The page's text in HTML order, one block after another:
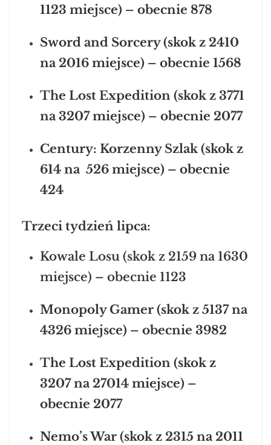
1123 miejsce) – obecnie 878
Sword and Sorcery (skok z 2410
na 2016 miejsce) – obecnie 1568
The Lost Expedition (skok z 3771
na 3207 miejsce) – obecnie 2077
Century: Korzenny Szlak (skok z
614 na 526 miejsce) – obecnie
424
Trzeci tydzień lipca:
Kowale Losu (skok z 2159 na 1630
miejsce) – obecnie 1123
Monopoly Gamer (skok z 5137 na
4326 miejsce) – obecnie 3982
The Lost Expedition (skok z
3207 na 27014 miejsce) –
obecnie 2077
Nemo’s War (skok z 2315 na 2011